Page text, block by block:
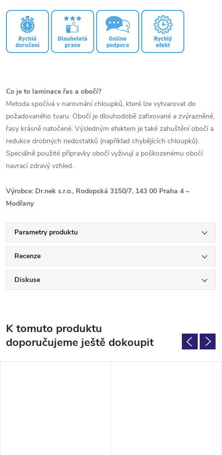
Co je to laminace řas a obočí?
Metoda spočívá v narovnání chloupků, které lze vytvarovat do
požadovaného tvaru. Obočí je dlouhodobě zafixované a zvýrazněné,
řasy krásně natočené. Výsledným efektem je také zahuštění obočí a
redukce drobných nedostatků (například chybějících chloupků).
Speciálně použité přípravky obočí vyživují a poškozenému obočí
navrací zdravý vzhled.
Výrobce: Dr.nek s.r.o., Rodopská 3150/7, 143 00 Praha 4 –
Modřany
Parametry produktu
Recenze
Diskuse
K tomuto produktu
doporučujeme ještě dokoupit